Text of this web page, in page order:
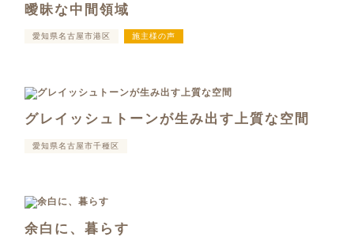
曖昧な中間領域
愛知県名古屋市港区 施主様の声
グレイッシュトーンが生み出す上質な空間
愛知県名古屋市千種区
余白に、暮らす